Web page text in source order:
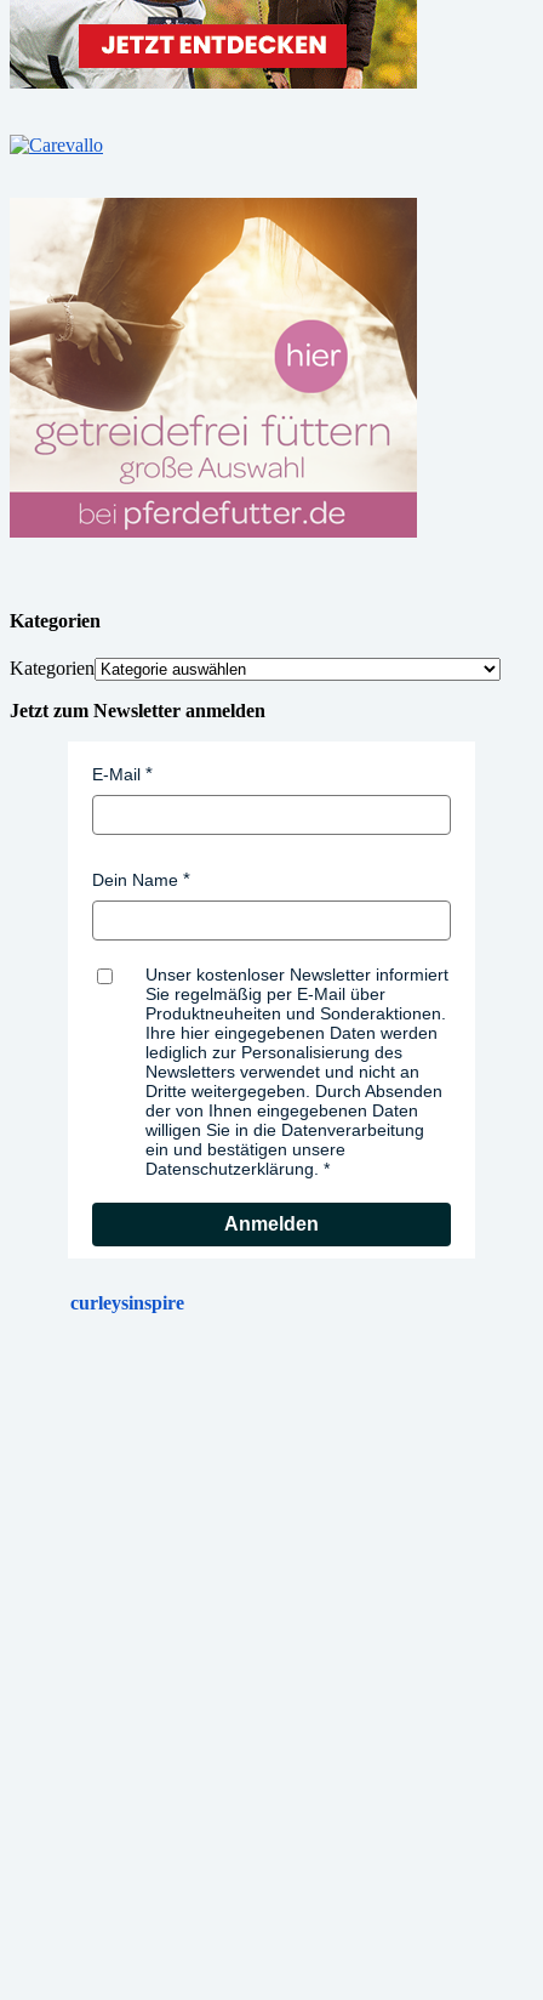
Kategorien
Kategorien
Jetzt zum Newsletter anmelden
E-Mail
Dein Name
Unser kostenloser Newsletter informiert
Sie regelmäßig per E-Mail über
Produktneuheiten und Sonderaktionen.
Ihre hier eingegebenen Daten werden
lediglich zur Personalisierung des
Newsletters verwendet und nicht an
Dritte weitergegeben. Durch Absenden
der von Ihnen eingegebenen Daten
willigen Sie in die Datenverarbeitung
ein und bestätigen unsere
Datenschutzerklärung.
Anmelden
curleysinspire